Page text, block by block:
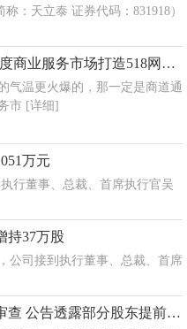
：天立泰 证券代码：831918）
商道通平台携手百度商业服务市场打造518网络营销服务节
气温更火爆的，那一定是商道通
市 [详细]
万元
行董事、总裁、首席执行官吴
持37万股
公司接到执行董事、总裁、首席
汇鸿集团董事长涉嫌严重违纪被审查 公告透露部分股东提前一日知